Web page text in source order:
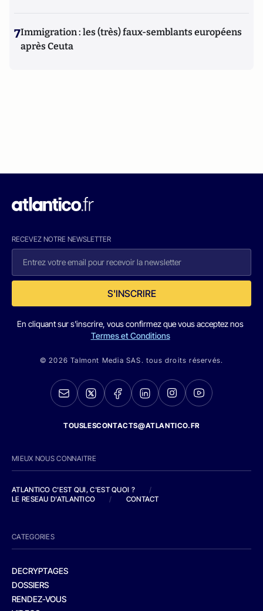
7Immigration : les (très) faux-semblants européens
après Ceuta
RECEVEZ NOTRE NEWSLETTER
S'INSCRIRE
En cliquant sur s'inscrire, vous confirmez que vous acceptez nos
Termes et Conditions
© 2026 Talmont Media SAS. tous droits réservés.
TOUSLESCONTACTS@ATLANTICO.FR
MIEUX NOUS CONNAITRE
ATLANTICO C'EST QUI, C'EST QUOI ?
/
LE RESEAU D'ATLANTICO
/ CONTACT
CATEGORIES
DECRYPTAGES
DOSSIERS
RENDEZ-VOUS